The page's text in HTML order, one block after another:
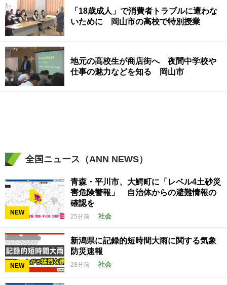
「18歳成人」で消費者トラブルに遭わな
いために 岡山市の高校で特別授業
地元の高校生が商店街へ 夜間中学校や
仕事の魅力などを知る 岡山市
全国ニュース（ANN NEWS）
NEW
青森・平川市、大鰐町に「レベル4土砂災
害危険警報」 自治体からの避難情報の
確認を
25分前 社会
NEW
新潟県に記録的短時間大雨に関する気象
防災速報
28分前 社会